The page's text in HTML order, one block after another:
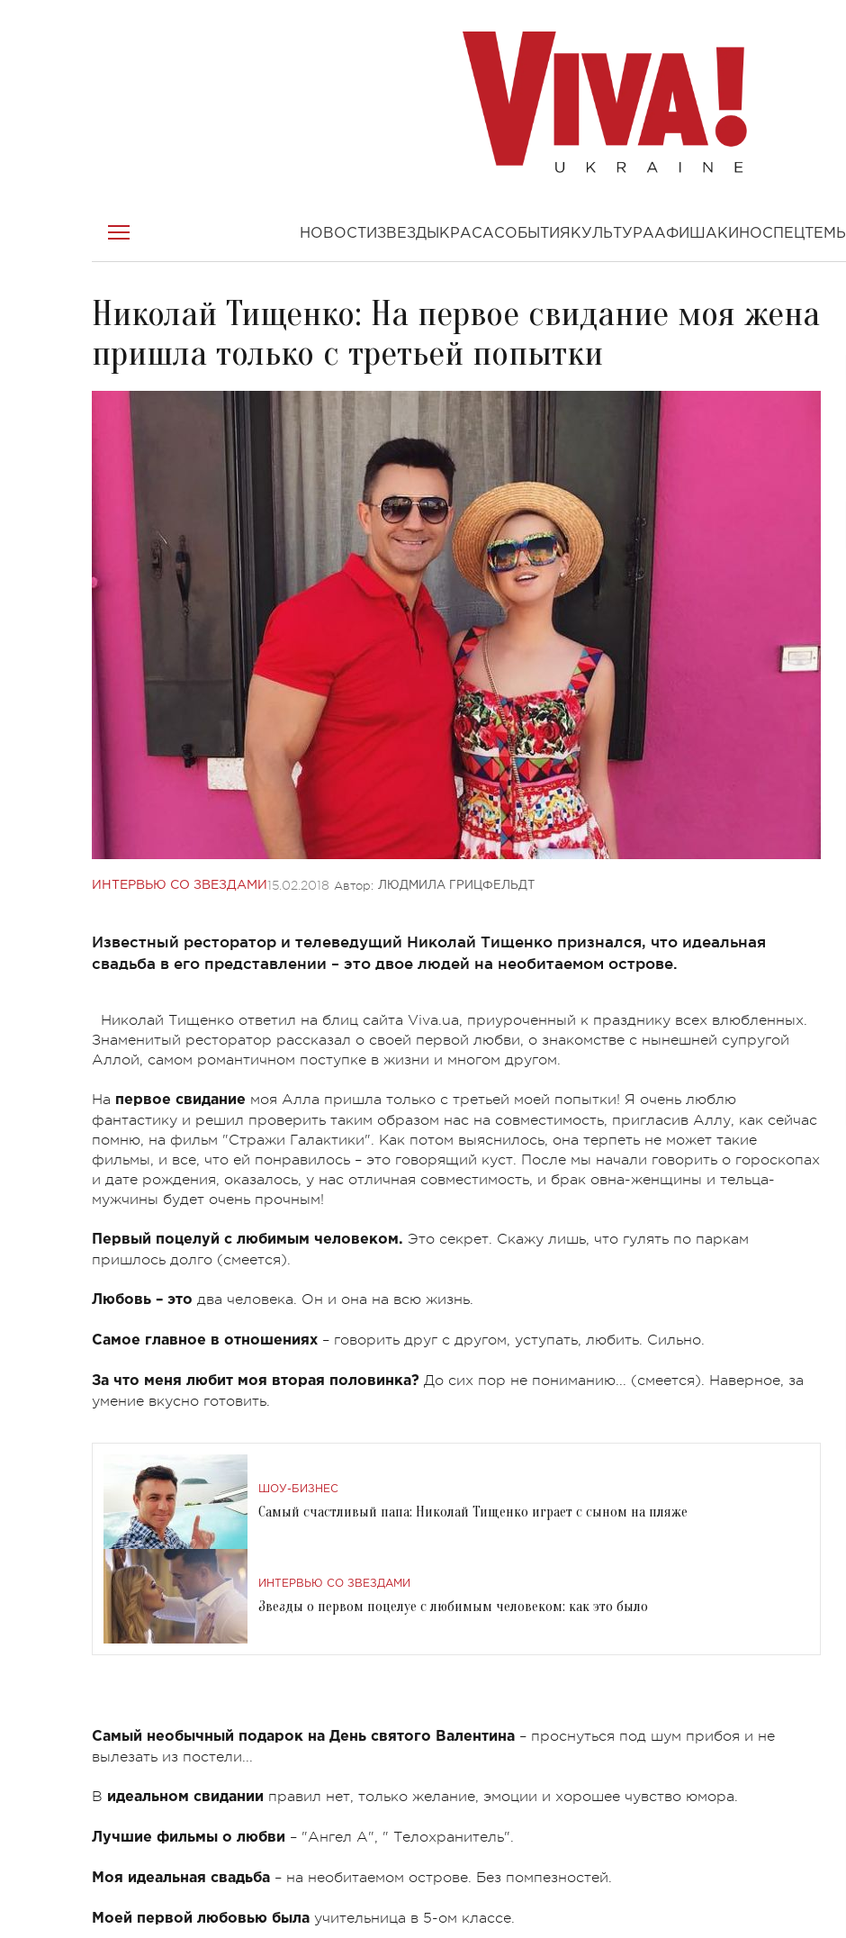
НОВОСТИ ЗВЕЗДЫ КРАСАСОБЫТИЯ КУЛЬТУРААФИША КИНОСПЕЦТЕМЫ
Николай Тищенко: На первое свидание моя жена
пришла только с третьей попытки
ИНТЕРВЬЮ СО ЗВЕЗДАМИ 15.02.2018 Автор: ЛЮДМИЛА ГРИЦФЕЛЬДТ
Известный ресторатор и телеведущий Николай Тищенко признался, что идеальная
свадьба в его представлении – это двое людей на необитаемом острове.
Николай Тищенко ответил на блиц сайта Viva.ua, приуроченный к празднику всех влюбленных.
Знаменитый ресторатор рассказал о своей первой любви, о знакомстве с нынешней супругой
Аллой, самом романтичном поступке в жизни и многом другом.
На первое свидание моя Алла пришла только с третьей моей попытки! Я очень люблю
фантастику и решил проверить таким образом нас на совместимость, пригласив Аллу, как сейчас
помню, на фильм "Стражи Галактики". Как потом выяснилось, она терпеть не может такие
фильмы, и все, что ей понравилось – это говорящий куст. После мы начали говорить о гороскопах
и дате рождения, оказалось, у нас отличная совместимость, и брак овна-женщины и тельца-
мужчины будет очень прочным!
Первый поцелуй с любимым человеком. Это секрет. Скажу лишь, что гулять по паркам
пришлось долго (смеется).
Любовь – это два человека. Он и она на всю жизнь.
Самое главное в отношениях – говорить друг с другом, уступать, любить. Сильно.
За что меня любит моя вторая половинка? До сих пор не пониманию... (смеется). Наверное, за
умение вкусно готовить.
ШОУ-БИЗНЕС
Самый счастливый папа: Николай Тищенко играет с сыном на пляже
ИНТЕРВЬЮ СО ЗВЕЗДАМИ
Звезды о первом поцелуе с любимым человеком: как это было
Самый необычный подарок на День святого Валентина – проснуться под шум прибоя и не
вылезать из постели...
В идеальном свидании правил нет, только желание, эмоции и хорошее чувство юмора.
Лучшие фильмы о любви – "Ангел А", " Телохранитель".
Моя идеальная свадьба – на необитаемом острове. Без помпезностей.
Моей первой любовью была учительница в 5-ом классе.